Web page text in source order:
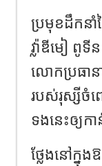
ប្រមុខដឹកន
វ៉្លាឌីមៀ ពូ
លោកប្រធាន
របស់រុស្សីចំព
ទងនេះឲ្យក
ថ្លែងនៅក្នុ